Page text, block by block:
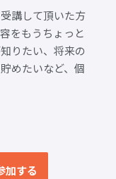
講して頂いた方
をもうちょっと
りたい、将来の
めたいなど、個
加する